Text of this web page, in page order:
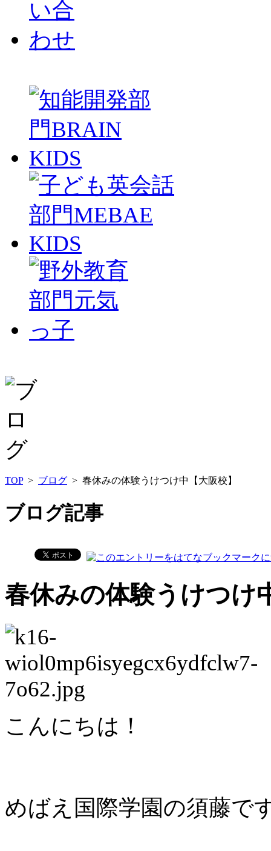
TOP > ブログ > 春休みの体験うけつけ中【大阪校】
ブログ記事
春休みの体験うけつけ
こんにちは！
めばえ国際学園の須藤で